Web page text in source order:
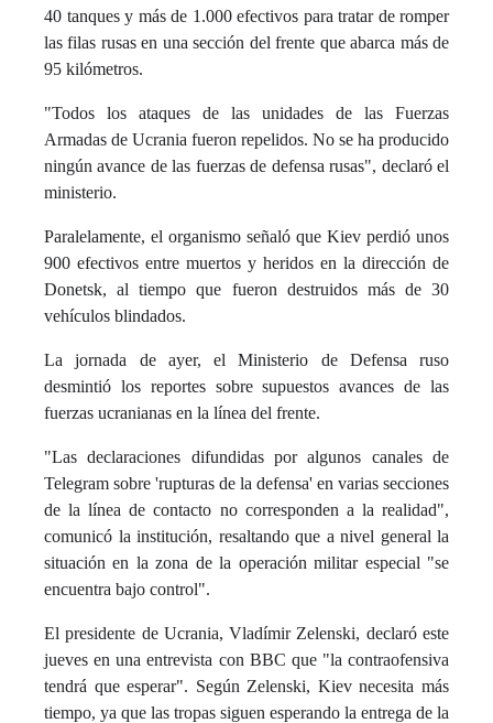
40 tanques y más de 1.000 efectivos para tratar de romper
las filas rusas en una sección del frente que abarca más de
95 kilómetros.
"Todos los ataques de las unidades de las Fuerzas
Armadas de Ucrania fueron repelidos. No se ha producido
ningún avance de las fuerzas de defensa rusas", declaró el
ministerio.
Paralelamente, el organismo señaló que Kiev perdió unos
900 efectivos entre muertos y heridos en la dirección de
Donetsk, al tiempo que fueron destruidos más de 30
vehículos blindados.
La jornada de ayer, el Ministerio de Defensa ruso
desmintió los reportes sobre supuestos avances de las
fuerzas ucranianas en la línea del frente.
"Las declaraciones difundidas por algunos canales de
Telegram sobre 'rupturas de la defensa' en varias secciones
de la línea de contacto no corresponden a la realidad",
comunicó la institución, resaltando que a nivel general la
situación en la zona de la operación militar especial "se
encuentra bajo control".
El presidente de Ucrania, Vladímir Zelenski, declaró este
jueves en una entrevista con BBC que "la contraofensiva
tendrá que esperar". Según Zelenski, Kiev necesita más
tiempo, ya que las tropas siguen esperando la entrega de la